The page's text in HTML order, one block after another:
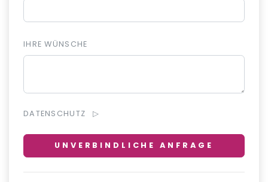
IHRE WÜNSCHE
DATENSCHUTZ
UNVERBINDLICHE ANFRAGE